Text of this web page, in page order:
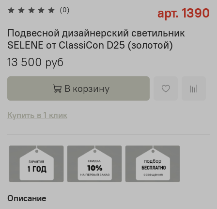
(0) арт. 1390
Подвесной дизайнерский светильник
SELENE от ClassiCon D25 (золотой)
13 500 руб
В корзину
Купить в 1 клик
Описание